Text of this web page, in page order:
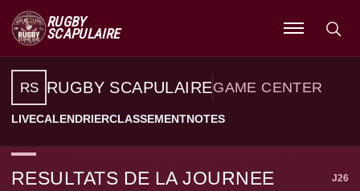
RUGBY
SCAPULAIRE
Ouvrir
le
menu
RS RUGBY SCAPULAIREGAME CENTER
LIVECALENDRIERCLASSEMENTNOTES
RESULTATS DE LA JOURNEE J26